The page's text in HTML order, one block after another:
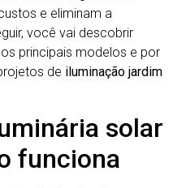
e eliminam a
você vai descobrir
principais modelos e por
de iluminação jardim
solar
funciona